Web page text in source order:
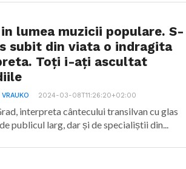
lumea muzicii populare. S-
subit din viata o indragita
Toți i-ați ascultat
2024-03-08T11:26:20+02:00
interpreta cântecului transilvan cu glas
publicul larg, dar și de specialiștii din...